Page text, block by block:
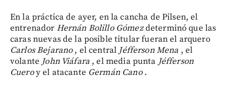
En la práctica de ayer, en la cancha de Pilsen, el
entrenador Hernán Bolillo Gómezdeterminó que las
caras nuevas de la posible titular fueran el arquero
Carlos Bejarano, el central Jéfferson Mena , el
volante John Viáfara , el media punta Jéfferson
Cueroy el atacante Germán Cano.